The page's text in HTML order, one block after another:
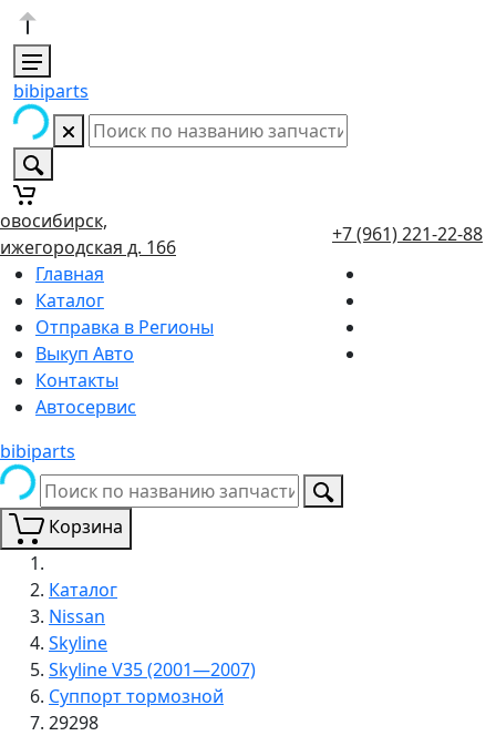
bibiparts
д. 166
+7 (961) 221-22-88
Главная
Каталог
Отправка в Регионы
Выкуп Авто
Контакты
Автосервис
bibiparts
Корзина
Каталог
Nissan
Skyline
Skyline V35 (2001—2007)
Суппорт тормозной
29298